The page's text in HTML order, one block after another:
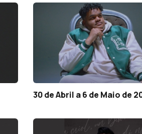
30 de Abril a 6 de Maio de